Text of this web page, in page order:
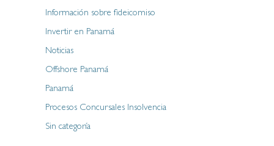
Información sobre fideicomiso
Invertir en Panamá
Noticias
Offshore Panamá
Panamá
Procesos Concursales Insolvencia
Sin categoría